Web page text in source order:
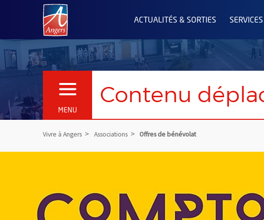
Angers.fr : Retour à l'accueil
ACTUALITÉS & SORTIES
MENU
OUVRIR LE MENU Contenu
Vivre à Angers Associations Offres de bénévolat